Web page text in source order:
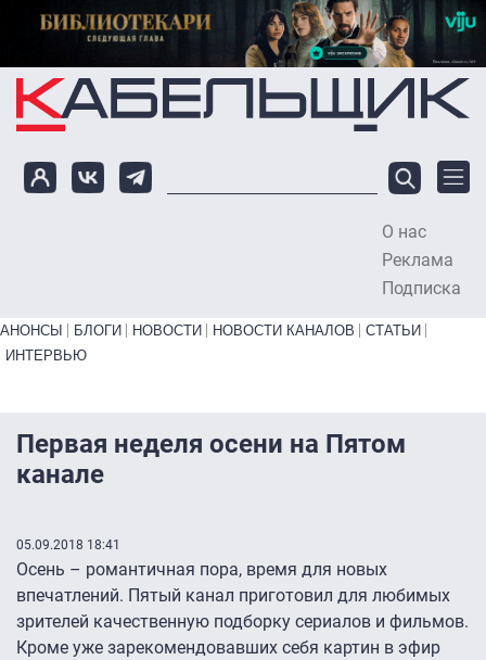
Перейти к основному содержанию
О нас
Реклама
Подписка
Primary links bottom
АНОНСЫ БЛОГИ НОВОСТИ НОВОСТИ КАНАЛОВ
СТАТЬИ
ИНТЕРВЬЮ
Первая неделя осени на Пятом
канале
05.09.2018 18:41
Осень – романтичная пора, время для новых
впечатлений. Пятый канал приготовил для любимых
зрителей качественную подборку сериалов и фильмов.
Кроме уже зарекомендовавших себя картин в эфир